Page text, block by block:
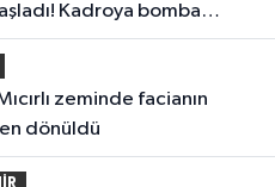
Kadroya bomba
oldu
dönüldü